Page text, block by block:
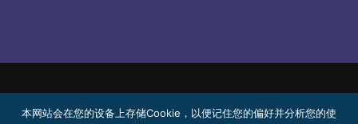
本网站会在您的设备上存储Cookie，以便记住您的偏好并分析您的使